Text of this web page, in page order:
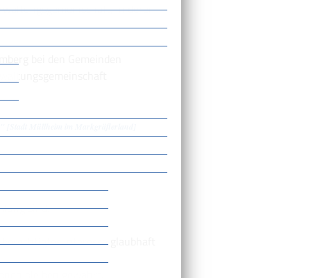
in deren
bei den Gemeinden
[Stadt Müllheim im Markgräflerland]
sind:
Interesse glaubhaft
bleiben gewahrt.